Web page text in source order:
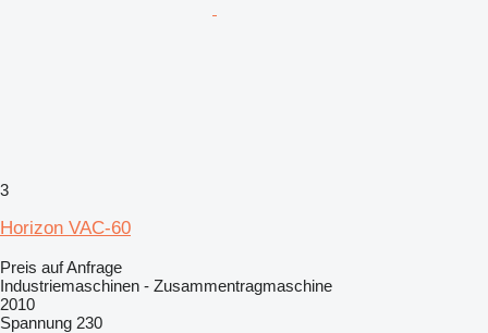
3
Horizon VAC-60
Preis auf Anfrage
Industriemaschinen - Zusammentragmaschine
2010
Spannung 230